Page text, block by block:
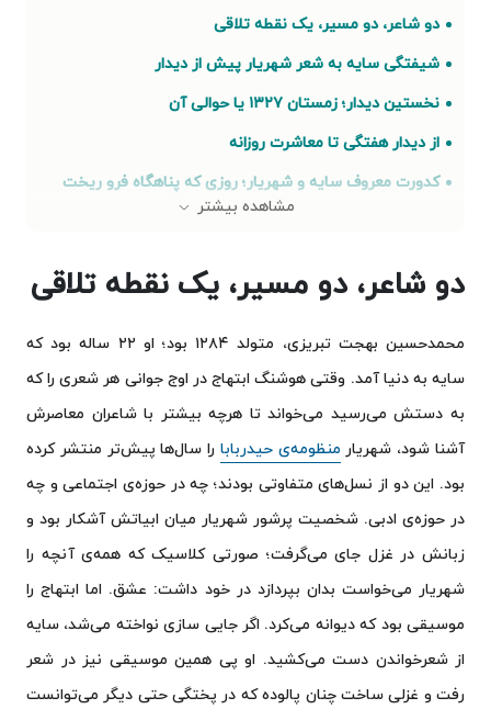
دو شاعر، دو مسیر، یک نقطه تلاقی
شیفتگی سایه به شعر شهریار پیش از دیدار
نخستین دیدار؛ زمستان ۱۳۲۷ یا حوالی آن
از دیدار هفتگی تا معاشرت روزانه
کدورت معروف سایه و شهریار؛ روزی که پناهگاه فرو ریخت
زندانی‌شدن ابتهاج و نقش شهریار برای آزادی او
آخرین دیدار؛ خرداد ۱۳۶۶
پس از مرگ شهریار؛ شهریار در حافظه سایه
مرگ ابتهاج و بسته‌شدن دفتر دوستی
کلام آخر
مشاهده بیشتر
دو شاعر، دو مسیر، یک نقطه تلاقی
محمدحسین بهجت تبریزی، متولد ۱۲۸۴ بود؛ او ۲۲ ساله بود که
سایه به دنیا آمد. وقتی هوشنگ ابتهاج در اوج جوانی هر شعری را که
به دستش می‌رسید می‌خواند تا هرچه بیشتر با شاعران معاصرش
آشنا شود، شهریار منظومه‌ی حیدربابا را سال‌ها پیش‌تر منتشر کرده
بود. این دو از نسل‌های متفاوتی بودند؛ چه در حوزه‌ی اجتماعی و چه
در حوزه‌ی ادبی. شخصیت پرشور شهریار میان ابیاتش آشکار بود و
زبانش در غزل جای می‌گرفت؛ صورتی کلاسیک که همه‌ی آنچه را
شهریار می‌خواست بدان بپردازد در خود داشت: عشق. اما ابتهاج را
موسیقی بود که دیوانه می‌کرد. اگر جایی سازی نواخته می‌شد، سایه
از شعرخواندن دست می‌کشید. او پی همین موسیقی نیز در شعر
رفت و غزلی ساخت چنان پالوده که در پختگی حتی دیگر می‌توانست